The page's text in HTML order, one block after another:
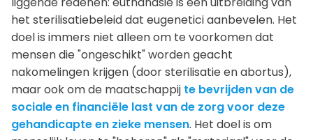
het sterilisatiebeleid dat eugenetici aanbevelen. Het
doel is immers niet alleen om te voorkomen dat
mensen die "ongeschikt" worden geacht
nakomelingen krijgen (door sterilisatie en abortus),
maar ook om de maatschappij te bevrijden van de
sociale en financiële last van de zorg voor deze
gehandicapte en zieke mensen. Het doel is om